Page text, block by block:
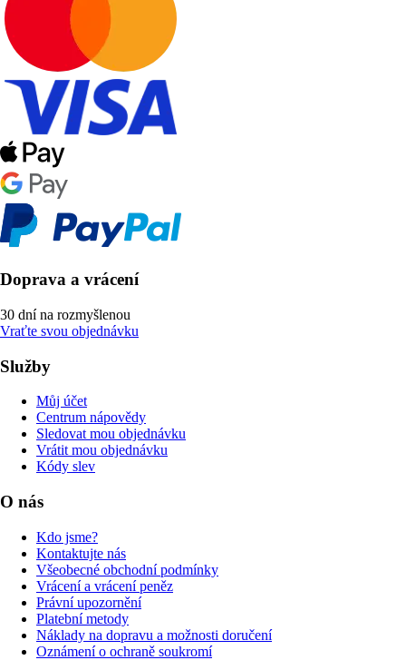
Doprava a vrácení
30 dní na rozmyšlenou
Vraťte svou objednávku
Služby
Můj účet
Centrum nápovědy
Sledovat mou objednávku
Vrátit mou objednávku
Kódy slev
O nás
Kdo jsme?
Kontaktujte nás
Všeobecné obchodní podmínky
Vrácení a vrácení peněz
Právní upozornění
Platební metody
Náklady na dopravu a možnosti doručení
Oznámení o ochraně soukromí